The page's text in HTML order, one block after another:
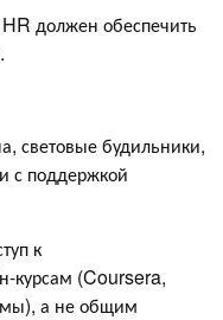
должен обеспечить
световые будильники,
с поддержкой
к
курсам (Coursera,
а не общим